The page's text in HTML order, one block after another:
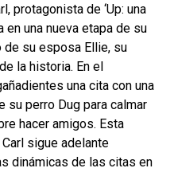
protagonista de ‘Up: una
en una nueva etapa de su
su esposa Ellie, su
la historia. En el
una cita con una
su perro Dug para calmar
hacer amigos. Esta
sigue adelante
dinámicas de las citas en